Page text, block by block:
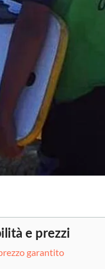
e prezzi
garantito